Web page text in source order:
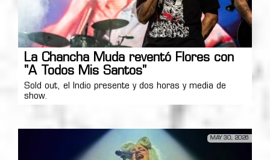
La Chancha Muda reventó Flores con
"A Todos Mis Santos"
Sold out, el Indio presente y dos horas y media de
show.
MAY 30, 2026